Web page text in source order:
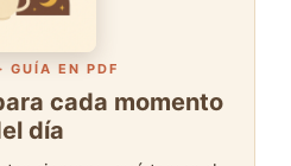
GUÍA EN PDF
cada momento
día